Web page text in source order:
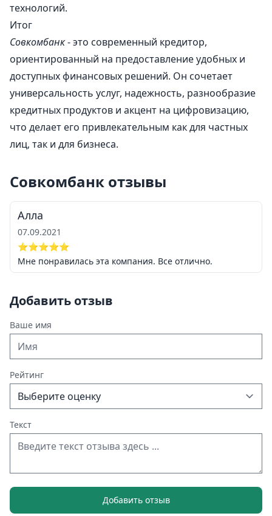
технологий.
Итог
Совкомбанк- это современный кредитор,
ориентированный на предоставление удобных и
доступных финансовых решений. Он сочетает
универсальность услуг, надежность, разнообразие
кредитных продуктов и акцент на цифровизацию,
что делает его привлекательным как для частных
лиц, так и для бизнеса.
Совкомбанк отзывы
Алла
07.09.2021
⭐⭐⭐⭐⭐
Мне понравилась эта компания. Все отлично.
Добавить отзыв
Ваше имя
Рейтинг
Текст
Добавить отзыв